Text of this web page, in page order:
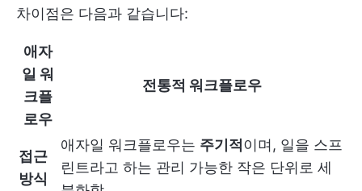
차이점은 다음과 같습니다:
애자
일 워
크플
로우
전통적 워크플로우
접근
방식
애자일 워크플로우는 주기적 이며, 일을 스프
린트라고 하는 관리 가능한 작은 단위로 세